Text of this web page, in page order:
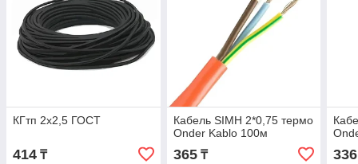
КГтп 2х2,5 ГОСТ
414 ₸
Кабель SIMH 2*0,75 термо
Onder Kablo 100м
365₸ 336